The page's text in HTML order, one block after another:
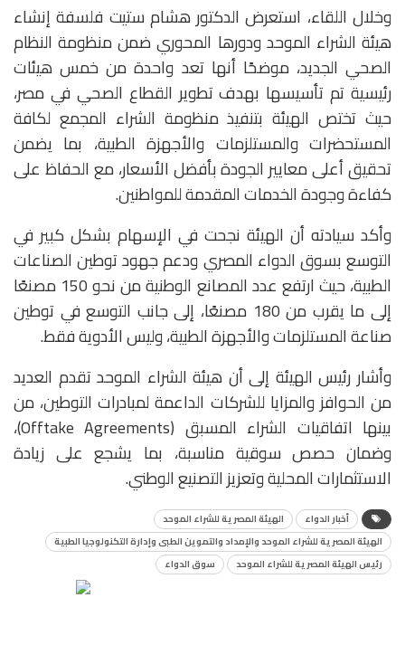
وخلال اللقاء، استعرض الدكتور هشام ستيت فلسفة إنشاء
هيئة الشراء الموحد ودورها المحوري ضمن منظومة النظام
الصحي الجديد، موضحًا أنها تعد واحدة من خمس هيئات
رئيسية تم تأسيسها بهدف تطوير القطاع الصحي في مصر،
حيث تختص الهيئة بتنفيذ منظومة الشراء المجمع لكافة
المستحضرات والمستلزمات والأجهزة الطبية، بما يضمن
تحقيق أعلى معايير الجودة بأفضل الأسعار، مع الحفاظ على
كفاءة وجودة الخدمات المقدمة للمواطنين.
وأكد سيادته أن الهيئة نجحت في الإسهام بشكل كبير في
التوسع بسوق الدواء المصري ودعم جهود توطين الصناعات
الطبية، حيث ارتفع عدد المصانع الوطنية من نحو 150 مصنعًا
إلى ما يقرب من 180 مصنعًا، إلى جانب التوسع في توطين
صناعة المستلزمات والأجهزة الطبية، وليس الأدوية فقط.
وأشار رئيس الهيئة إلى أن هيئة الشراء الموحد تقدم العديد
من الحوافز والمزايا للشركات الداعمة لمبادرات التوطين، من
بينها اتفاقيات الشراء المسبق (Offtake Agreements)،
وضمان حصص سوقية مناسبة، بما يشجع على زيادة
الاستثمارات المحلية وتعزيز التصنيع الوطني.
أخبار الدواء
الهيئة المصرية للشراء الموحد
الهيئة المصرية للشراء الموحد والإمداد والتموين الطبى وإدارة التكنولوجيا الطبية
رئيس الهيئة المصرية للشراء الموحد
سوق الدواء